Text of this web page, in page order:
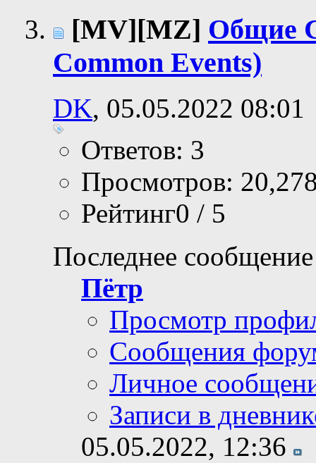
[MV][MZ] Общие
Common Events)
DK, 05.05.2022 08:01
Ответов: 3
Просмотров:
Рейтинг0 / 5
Последнее
Пётр
Просмотр
Сообщения
Личное
Записи в
05.05.2022, 12:36